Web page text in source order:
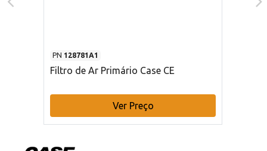
PN 128781A1
Filtro de Ar Primário Case CE
Ver Preço